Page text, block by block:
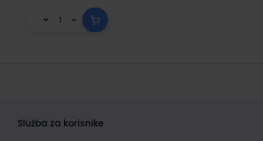
Služba za korisnike